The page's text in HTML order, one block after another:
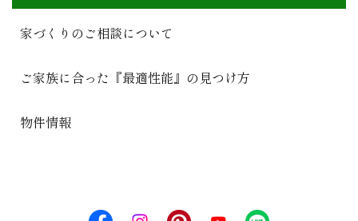
家づくりのご相談について
ご家族に合った『最適性能』の見つけ方
物件情報